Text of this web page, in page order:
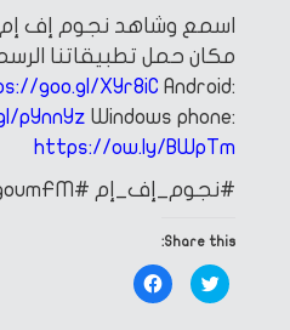
اسمع وشاهد نجوم إف
مكان حمل تطبيقاتنا
goo.gl/XYr8iC Android:
pYnnYz Windows phone:
https://ow.ly/BWpTm
#نجوم_إف_إم #NogoumFM
Share this:
Click
to
share
Click
to